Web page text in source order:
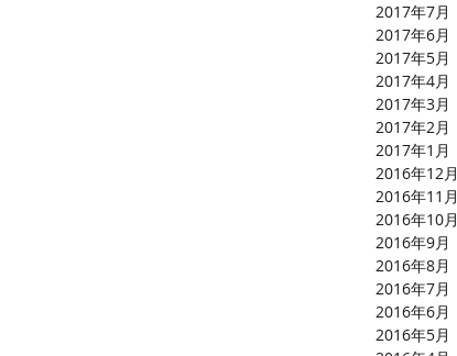
2017年7月
2017年6月
2017年5月
2017年4月
2017年3月
2017年2月
2017年1月
2016年12月
2016年11月
2016年10月
2016年9月
2016年8月
2016年7月
2016年6月
2016年5月